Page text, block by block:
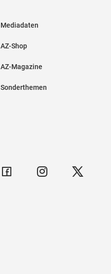
Mediadaten
AZ-Shop
AZ-Magazine
Sonderthemen